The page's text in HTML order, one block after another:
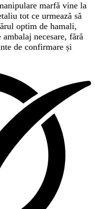
marfă vine la
tot ce urmează să
optim de hamali,
necesare, fără
de confirmare și